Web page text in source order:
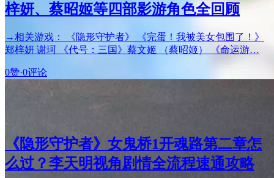
梓妍、蔡昭姬等四部影游角色全回顾
→相关游戏： 《隐形守护者》 《完蛋！我被美女包围了！》
郑梓妍 谢珂 《代号：三国》蔡文姬 （蔡昭姬） 《命运游…
0赞·0评论
《隐形守护者》女鬼桥1开魂路第二章怎
么过？李天明视角剧情全流程速通攻略